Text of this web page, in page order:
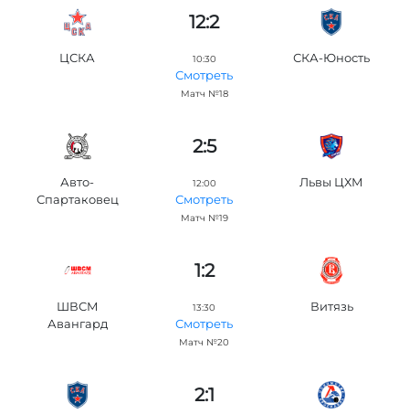
12:2
ЦСКА 10:30
Смотреть
Матч №18
СКА-Юность
2:5
Авто-
Спартаковец
12:00
Смотреть
Матч №19
Львы ЦХМ
1:2
ШВСМ
Авангард
13:30
Смотреть
Матч №20
Витязь
2:1